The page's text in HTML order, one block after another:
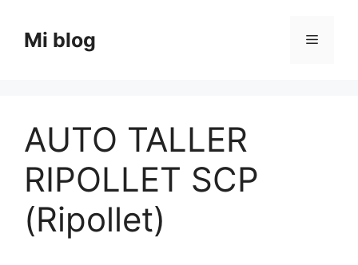
contenido
Mi blog Menú
AUTO TALLER
RIPOLLET SCP
(Ripollet)